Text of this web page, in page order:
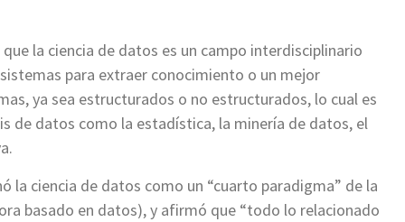
la ciencia de datos es un campo interdisciplinario
para extraer conocimiento o un mejor
ya sea estructurados o no estructurados, lo cual es
de datos como la estadística, la minería de datos, el
la ciencia de datos como un “cuarto paradigma” de la
basado en datos), y afirmó que “todo lo relacionado